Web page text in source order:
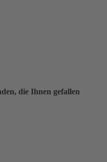
die Ihnen gefallen